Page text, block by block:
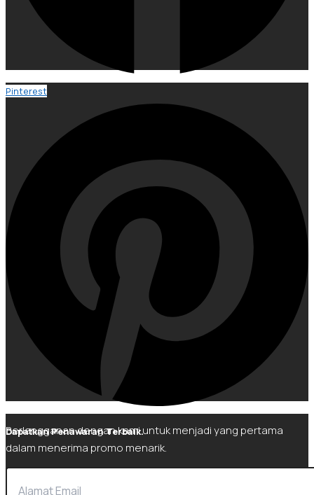
Pinterest
Dapatkan Penawaran Terbaik.
Berlangganan dengan kami untuk menjadi yang pertama
dalam menerima promo menarik.